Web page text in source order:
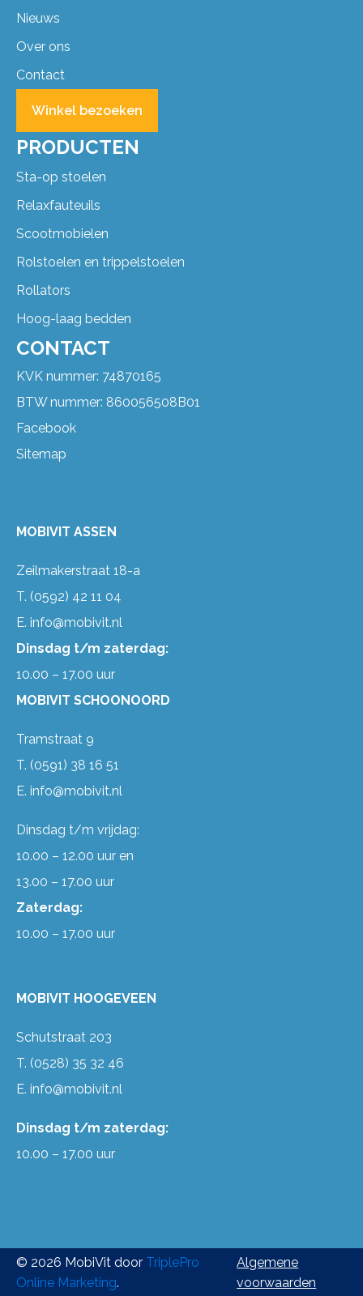
Nieuws
Over ons
Contact
Winkel bezoeken
PRODUCTEN
Sta-op stoelen
Relaxfauteuils
Scootmobielen
Rolstoelen en trippelstoelen
Rollators
Hoog-laag bedden
CONTACT
KVK nummer: 74870165
BTW nummer: 860056508B01
Facebook
Sitemap
MOBIVIT ASSEN
Zeilmakerstraat 18-a
T. (0592) 42 11 04
E. info@mobivit.nl
Dinsdag t/m zaterdag:
10.00 – 17.00 uur
MOBIVIT SCHOONOORD
Tramstraat 9
T. (0591) 38 16 51
E. info@mobivit.nl
Dinsdag t/m vrijdag:
10.00 – 12.00 uur en
13.00 – 17.00 uur
Zaterdag:
10.00 – 17.00 uur
MOBIVIT HOOGEVEEN
Schutstraat 203
T. (0528) 35 32 46
E. info@mobivit.nl
Dinsdag t/m zaterdag:
10.00 – 17.00 uur
© 2026 MobiVit door TriplePro
Online Marketing.
Algemene
voorwaarden